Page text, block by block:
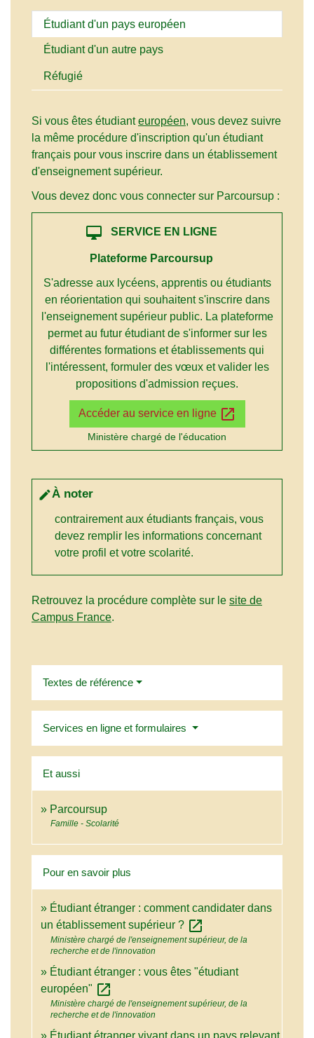
Étudiant d'un pays européen
Étudiant d'un autre pays
Réfugié
Si vous êtes étudianteuropéen, vous devez suivre
la même procédure d'inscription qu'un étudiant
français pour vous inscrire dans un établissement
d'enseignement supérieur.
Vous devez donc vous connecter sur Parcoursup :
desktop_mac SERVICE EN LIGNE
Plateforme Parcoursup
S'adresse aux lycéens, apprentis ou étudiants
en réorientation qui souhaitent s'inscrire dans
l'enseignement supérieur public. La plateforme
permet au futur étudiant de s'informer sur les
différentes formations et établissements qui
l'intéressent, formuler des vœux et valider les
propositions d'admission reçues.
Accéder au service en ligne open_in_new
Ministère chargé de l'éducation
editÀ noter
contrairement aux étudiants français, vous
devez remplir les informations concernant
votre profil et votre scolarité.
Retrouvez la procédure complète sur le site de
Campus France.
Textes de référence
Services en ligne et formulaires
Et aussi
Parcoursup
Famille - Scolarité
Pour en savoir plus
Étudiant étranger : comment candidater dans
un établissement supérieur ? open_in_new
Ministère chargé de l'enseignement supérieur, de la
recherche et de l'innovation
Étudiant étranger : vous êtes "étudiant
européen" open_in_new
Ministère chargé de l'enseignement supérieur, de la
recherche et de l'innovation
Étudiant étranger vivant dans un pays relevant